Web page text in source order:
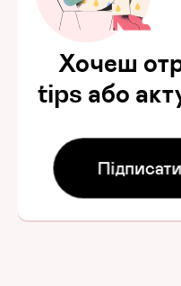
Хочеш
tips або